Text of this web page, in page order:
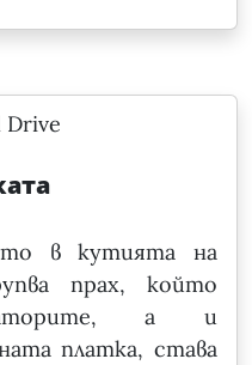
в кутията на
прах, който
а и
платка, става